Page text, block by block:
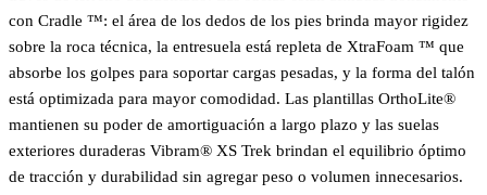
con Cradle ™: el área de los dedos de los pies brinda mayor rigidez
sobre la roca técnica, la entresuela está repleta de XtraFoam ™ que
absorbe los golpes para soportar cargas pesadas, y la forma del talón
está optimizada para mayor comodidad. Las plantillas OrthoLite®
mantienen su poder de amortiguación a largo plazo y las suelas
exteriores duraderas Vibram® XS Trek brindan el equilibrio óptimo
de tracción y durabilidad sin agregar peso o volumen innecesarios.